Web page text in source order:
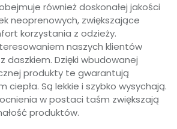
również doskonałej jakości
neoprenowych, zwiększające
korzystania z odzieży.
naszych klientów
daszkiem. Dzięki wbudowanej
produkty te gwarantują
ciepła. Są lekkie i szybko wysychają.
w postaci taśm zwiększają
produktów.